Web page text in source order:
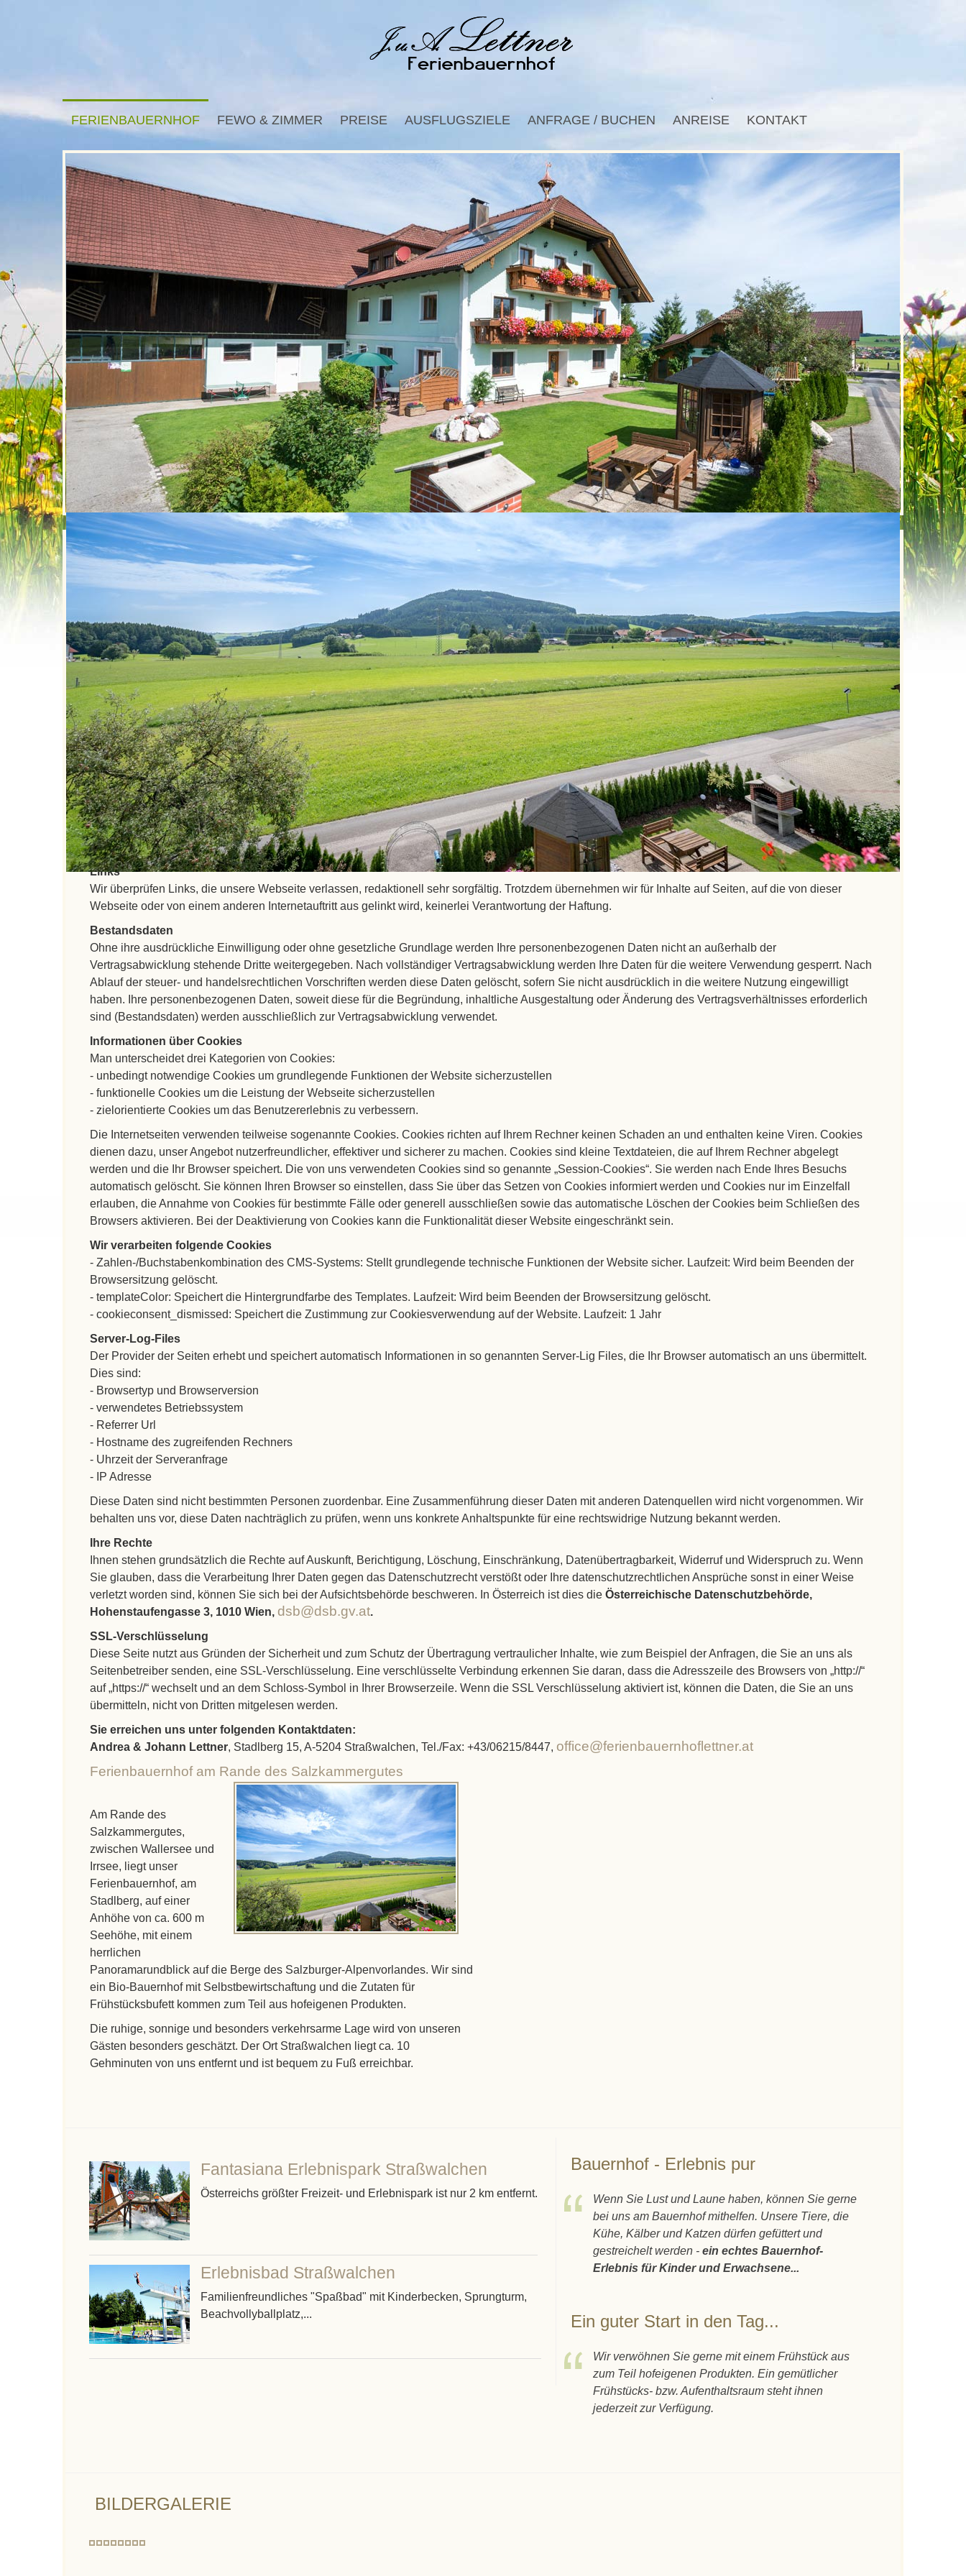
FERIENBAUERNHOF FEWO & ZIMMER PREISE AUSFLUGSZIELE ANFRAGE / BUCHEN ANREISE KONTAKT
Urlaub am Biobauernhof Lettner
Ferienhof
Datenschutzerklärung
Der Schutz und die Sicherheit Ihrer persönlich Daten sind uns ein wichtiges Anliegen. Diese Website speichert und verarbeitet Daten daher ausschließlich
im Sinne der österreichischen und europäischen Datenschutzgrundverordnung(DSVGO). Sie als Nutzer stimmender Datenverarbeitung im Sinne dieser
Erklärung zu.
Diese Datenschutzerklärung bezieht sich nur auf diese Website. Falls Sie über Links auf unseren Seiten auf andere Seiten weitergeleitet werden,
informieren Sie sich direkt auf der weitergeleiteten Website über den jeweiligen Umgang mit Ihren Daten. Ihre personenbezogenen Daten (z.B: Vorname,
Nachname, Straße/Hausnummer, Ort/Stadt, Postleitzahl, Telefon, E-mail, Aufenthaltsdauer, Mitteilung) werden von uns nur gemäß den Bestimmungen des
österreichischen Datenschutzrechts verarbeitet. Die nachfolgenden Vorschriften informiere Sie über Art Umfang und Zweck der Erhebung, Verarbeitung
und Nutzung personenbezogener Daten.
Kontaktformular
Wenn Sie uns per Kontaktformular Anfragen zukommen lassen, werden Ihre Angaben aus dem Anfrageformular inklusive der von Ihnen dort angegebenen
Kontaktdaten zwecks Bearbeitung der Anfrage und für den Fall von Anschlussfragen bei uns gespeichert. Diese Daten geben wir nicht ohne Ihre
Einwilligung weiter.
Links
Wir überprüfen Links, die unsere Webseite verlassen, redaktionell sehr sorgfältig. Trotzdem übernehmen wir für Inhalte auf Seiten, auf die von dieser
Webseite oder von einem anderen Internetauftritt aus gelinkt wird, keinerlei Verantwortung der Haftung.
Bestandsdaten
Ohne ihre ausdrückliche Einwilligung oder ohne gesetzliche Grundlage werden Ihre personenbezogenen Daten nicht an außerhalb der
Vertragsabwicklung stehende Dritte weitergegeben. Nach vollständiger Vertragsabwicklung werden Ihre Daten für die weitere Verwendung gesperrt. Nach
Ablauf der steuer- und handelsrechtlichen Vorschriften werden diese Daten gelöscht, sofern Sie nicht ausdrücklich in die weitere Nutzung eingewilligt
haben. Ihre personenbezogenen Daten, soweit diese für die Begründung, inhaltliche Ausgestaltung oder Änderung des Vertragsverhältnisses erforderlich
sind (Bestandsdaten) werden ausschließlich zur Vertragsabwicklung verwendet.
Informationen über Cookies
Man unterscheidet drei Kategorien von Cookies:
- unbedingt notwendige Cookies um grundlegende Funktionen der Website sicherzustellen
- funktionelle Cookies um die Leistung der Webseite sicherzustellen
- zielorientierte Cookies um das Benutzererlebnis zu verbessern.
Die Internetseiten verwenden teilweise sogenannte Cookies. Cookies richten auf Ihrem Rechner keinen Schaden an und enthalten keine Viren. Cookies
dienen dazu, unser Angebot nutzerfreundlicher, effektiver und sicherer zu machen. Cookies sind kleine Textdateien, die auf Ihrem Rechner abgelegt
werden und die Ihr Browser speichert. Die von uns verwendeten Cookies sind so genannte „Session-Cookies“. Sie werden nach Ende Ihres Besuchs
automatisch gelöscht. Sie können Ihren Browser so einstellen, dass Sie über das Setzen von Cookies informiert werden und Cookies nur im Einzelfall
erlauben, die Annahme von Cookies für bestimmte Fälle oder generell ausschließen sowie das automatische Löschen der Cookies beim Schließen des
Browsers aktivieren. Bei der Deaktivierung von Cookies kann die Funktionalität dieser Website eingeschränkt sein.
Wir verarbeiten folgende Cookies
- Zahlen-/Buchstabenkombination des CMS-Systems: Stellt grundlegende technische Funktionen der Website sicher. Laufzeit: Wird beim Beenden der
Browsersitzung gelöscht.
- templateColor: Speichert die Hintergrundfarbe des Templates. Laufzeit: Wird beim Beenden der Browsersitzung gelöscht.
- cookieconsent_dismissed: Speichert die Zustimmung zur Cookiesverwendung auf der Website. Laufzeit: 1 Jahr
Server-Log-Files
Der Provider der Seiten erhebt und speichert automatisch Informationen in so genannten Server-Lig Files, die Ihr Browser automatisch an uns übermittelt.
Dies sind:
- Browsertyp und Browserversion
- verwendetes Betriebssystem
- Referrer Url
- Hostname des zugreifenden Rechners
- Uhrzeit der Serveranfrage
- IP Adresse
Diese Daten sind nicht bestimmten Personen zuordenbar. Eine Zusammenführung dieser Daten mit anderen Datenquellen wird nicht vorgenommen. Wir
behalten uns vor, diese Daten nachträglich zu prüfen, wenn uns konkrete Anhaltspunkte für eine rechtswidrige Nutzung bekannt werden.
Ihre Rechte
Ihnen stehen grundsätzlich die Rechte auf Auskunft, Berichtigung, Löschung, Einschränkung, Datenübertragbarkeit, Widerruf und Widerspruch zu. Wenn
Sie glauben, dass die Verarbeitung Ihrer Daten gegen das Datenschutzrecht verstößt oder Ihre datenschutzrechtlichen Ansprüche sonst in einer Weise
verletzt worden sind, können Sie sich bei der Aufsichtsbehörde beschweren. In Österreich ist dies die Österreichische Datenschutzbehörde,
Hohenstaufengasse 3, 1010 Wien, dsb@dsb.gv.at.
SSL-Verschlüsselung
Diese Seite nutzt aus Gründen der Sicherheit und zum Schutz der Übertragung vertraulicher Inhalte, wie zum Beispiel der Anfragen, die Sie an uns als
Seitenbetreiber senden, eine SSL-Verschlüsselung. Eine verschlüsselte Verbindung erkennen Sie daran, dass die Adresszeile des Browsers von „http://“
auf „https://“ wechselt und an dem Schloss-Symbol in Ihrer Browserzeile. Wenn die SSL Verschlüsselung aktiviert ist, können die Daten, die Sie an uns
übermitteln, nicht von Dritten mitgelesen werden.
Sie erreichen uns unter folgenden Kontaktdaten:
Andrea & Johann Lettner, Stadlberg 15, A-5204 Straßwalchen, Tel./Fax: +43/06215/8447, office@ferienbauernhoflettner.at
Ferienbauernhof am Rande des Salzkammergutes
Am Rande des
Salzkammergutes,
zwischen Wallersee und
Irrsee, liegt unser
Ferienbauernhof, am
Stadlberg, auf einer
Anhöhe von ca. 600 m
Seehöhe, mit einem
herrlichen
Panoramarundblick auf die Berge des Salzburger-Alpenvorlandes. Wir sind
ein Bio-Bauernhof mit Selbstbewirtschaftung und die Zutaten für
Frühstücksbufett kommen zum Teil aus hofeigenen Produkten.
Die ruhige, sonnige und besonders verkehrsarme Lage wird von unseren
Gästen besonders geschätzt. Der Ort Straßwalchen liegt ca. 10
Gehminuten von uns entfernt und ist bequem zu Fuß erreichbar.
Fantasiana Erlebnispark Straßwalchen
Österreichs größter Freizeit- und Erlebnispark ist nur 2 km entfernt.
Erlebnisbad Straßwalchen
Familienfreundliches "Spaßbad" mit Kinderbecken, Sprungturm,
Beachvollyballplatz,...
Bauernhof - Erlebnis pur
Wenn Sie Lust und Laune haben, können Sie gerne
bei uns am Bauernhof mithelfen. Unsere Tiere, die
Kühe, Kälber und Katzen dürfen gefüttert und
gestreichelt werden -ein echtes Bauernhof-
Erlebnis für Kinder und Erwachsene...
Ein guter Start in den Tag...
Wir verwöhnen Sie gerne mit einem Frühstück aus
zum Teil hofeigenen Produkten. Ein gemütlicher
Frühstücks- bzw. Aufenthaltsraum steht ihnen
jederzeit zur Verfügung.
BILDERGALERIE